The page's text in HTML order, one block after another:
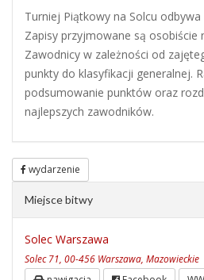
Turniej Piątkowy na Solcu
Zapisy przyjmowane są osobiście
Zawodnicy w zależności od
punkty do klasyfikacji generalnej.
podsumowanie punktów oraz
najlepszych zawodników.
wydarzenie
Miejsce bitwy
Solec Warszawa
Solec 71, 00-456 Warszawa, Mazowieckie